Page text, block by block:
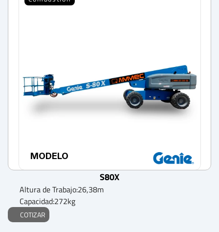
MODELO
S80X
Altura de Trabajo:26,38m
Capacidad:272kg
COTIZAR